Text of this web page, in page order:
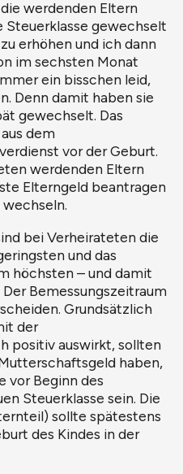
werdenden Eltern
Steuerklasse gewechselt
erhöhen und ich dann
im sechsten Monat
ein bisschen leid,
Denn damit haben sie
gewechselt. Das
dem
vor der Geburt.
werdenden Eltern
Elterngeld beantragen
bei Verheirateten die
und das
höchsten – und damit
Bemessungszeitraum
Grundsätzlich
der
positiv auswirkt, sollten
haben,
vor Beginn des
Steuerklasse sein. Die
sollte spätestens
des Kindes in der